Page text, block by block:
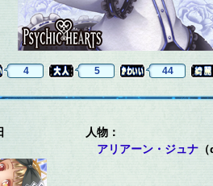
4 5 44
人物：
アリアーン・ジュナ